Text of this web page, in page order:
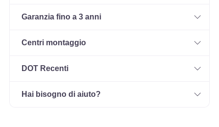
Garanzia fino a 3 anni
Centri montaggio
DOT Recenti
Hai bisogno di aiuto?